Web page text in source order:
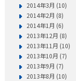
2014年3月 (10)
2014年2月 (8)
2014年1月 (6)
2013年12月 (8)
2013年11月 (10)
2013年10月 (7)
2013年9月 (7)
2013年8月 (10)